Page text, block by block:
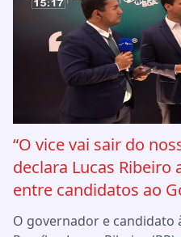
“O vice vai sair do
declara Lucas Ribeiro
entre candidatos ao
O governador e candidato